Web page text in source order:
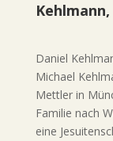
Daniel
Michael
Mettler in
Familie nach
eine